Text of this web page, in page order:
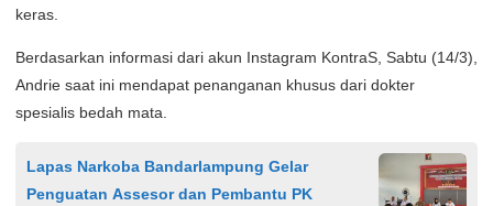
keras.
Berdasarkan informasi dari akun Instagram KontraS, Sabtu (14/3),
Andrie saat ini mendapat penanganan khusus dari dokter
spesialis bedah mata.
Lapas Narkoba Bandarlampung Gelar
Penguatan Assesor dan Pembantu PK